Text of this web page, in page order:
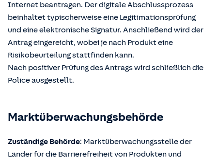
Internet beantragen. Der digitale Abschlussprozess
beinhaltet typischerweise eine Legitimationsprüfung
und eine elektronische Signatur. Anschließend wird der
Antrag eingereicht, wobei je nach Produkt eine
Risikobeurteilung stattfinden kann.
Nach positiver Prüfung des Antrags wird schließlich die
Police ausgestellt.
Marktüberwachungsbehörde
Zuständige Behörde: Marktüberwachungsstelle der
Länder für die Barrierefreiheit von Produkten und